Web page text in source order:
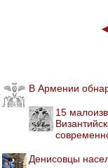
В Армении
15
Денисовцы